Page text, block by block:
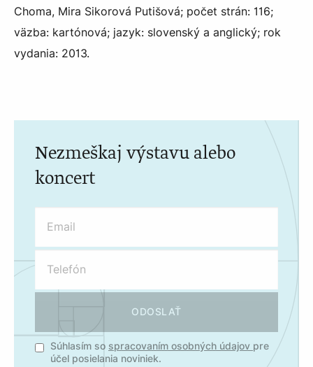
Choma, Mira Sikorová Putišová; počet strán: 116;
väzba: kartónová; jazyk: slovenský a anglický; rok
vydania: 2013.
Nezmeškaj výstavu alebo
koncert
ODOSLAŤ
Súhlasím so spracovaním osobných údajov pre
účel posielania noviniek.